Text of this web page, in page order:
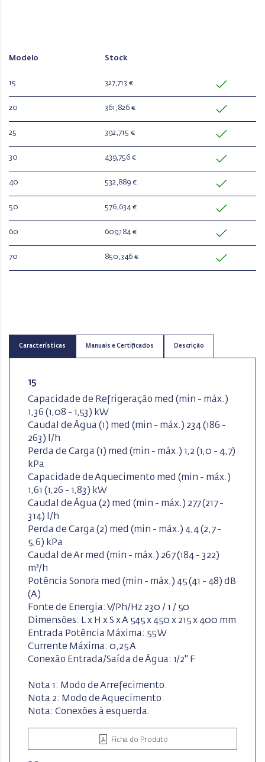
Modelo Stock
15 327,713 €
20 361,826 €
25 392,715 €
30 439,756 €
40 532,889 €
50 576,634 €
60 609,184 €
70 850,346 €
Características Manuais e Certificados Descrição
15
Capacidade de Refrigeração med (min - máx.)
1,36 (1,08 - 1,53) kW
Caudal de Água (1) med (min - máx.) 234 (186 -
263) l/h
Perda de Carga (1) med (min - máx.) 1,2 (1,0 - 4,7)
kPa
Capacidade de Aquecimento med (min - máx.)
1,61 (1,26 - 1,83) kW
Caudal de Água (2) med (min - máx.) 277 (217 -
314) l/h
Perda de Carga (2) med (min - máx.) 4,4 (2,7 -
5,6) kPa
Caudal de Ar med (min - máx.) 267 (184 - 322)
m³/h
Potência Sonora med (min - máx.) 45 (41 - 48) dB
(A)
Fonte de Energia: V/Ph/Hz 230 / 1 / 50
Dimensões: L x H x S x A 545 x 450 x 215 x 400 mm
Entrada Potência Máxima: 55 W
Currente Máxima: 0,25 A
Conexão Entrada/Saída de Água: 1/2" F
Nota 1: Modo de Arrefecimento.
Nota 2: Modo de Aquecimento.
Nota: Conexões à esquerda.
Ficha do Produto